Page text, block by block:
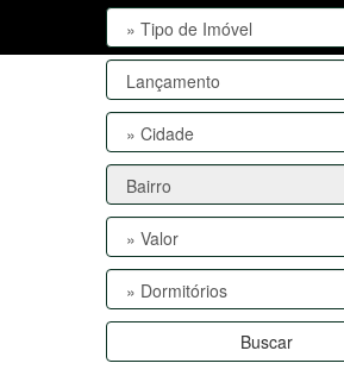
Buscar